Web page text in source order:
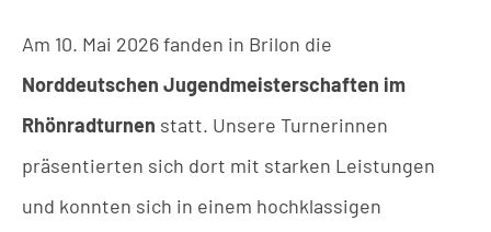
Am 10. Mai 2026 fanden in Brilon die
Norddeutschen Jugendmeisterschaften im
Rhönradturnen statt. Unsere Turnerinnen
präsentierten sich dort mit starken Leistungen
und konnten sich in einem hochklassigen